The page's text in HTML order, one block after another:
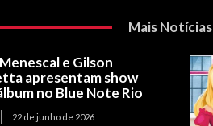
Mais Notícias
e Gilson
apresentam show
no Blue Note Rio
22 de junho de 2026